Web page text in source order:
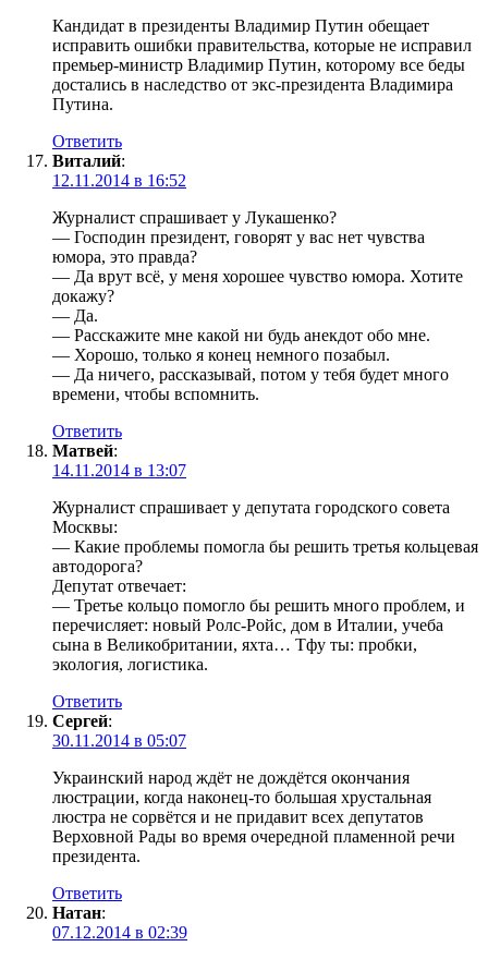
Кандидат в президенты Владимир Путин обещает
исправить ошибки правительства, которые не исправил
премьер-министр Владимир Путин, которому все беды
достались в наследство от экс-президента Владимира
Путина.
Ответить
Виталий:
12.11.2014 в 16:52
Журналист спрашивает у Лукашенко?
— Господин президент, говорят у вас нет чувства
юмора, это правда?
— Да врут всё, у меня хорошее чувство юмора. Хотите
докажу?
— Да.
— Расскажите мне какой ни будь анекдот обо мне.
— Хорошо, только я конец немного позабыл.
— Да ничего, рассказывай, потом у тебя будет много
времени, чтобы вспомнить.
Ответить
Матвей:
14.11.2014 в 13:07
Журналист спрашивает у депутата городского совета
Москвы:
— Какие проблемы помогла бы решить третья кольцевая
автодорога?
Депутат отвечает:
— Третье кольцо помогло бы решить много проблем, и
перечисляет: новый Ролс-Ройс, дом в Италии, учеба
сына в Великобритании, яхта… Тфу ты: пробки,
экология, логистика.
Ответить
Сергей:
30.11.2014 в 05:07
Украинский народ ждёт не дождётся окончания
люстрации, когда наконец-то большая хрустальная
люстра не сорвётся и не придавит всех депутатов
Верховной Рады во время очередной пламенной речи
президента.
Ответить
Натан:
07.12.2014 в 02:39